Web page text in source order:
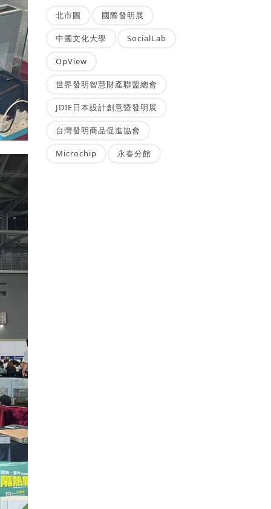
北市圖 國際發明展
中國文化大學 SocialLab
OpView
世界發明智慧財產聯盟總會
JDIE日本設計創意暨發明展
台灣發明商品促進協會
Microchip 永春分館